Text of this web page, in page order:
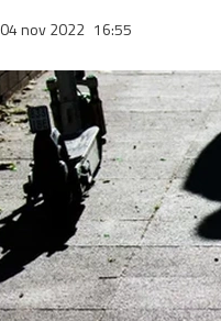
04 nov 2022 16:55